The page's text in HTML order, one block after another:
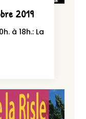
2019
à 18h.: La